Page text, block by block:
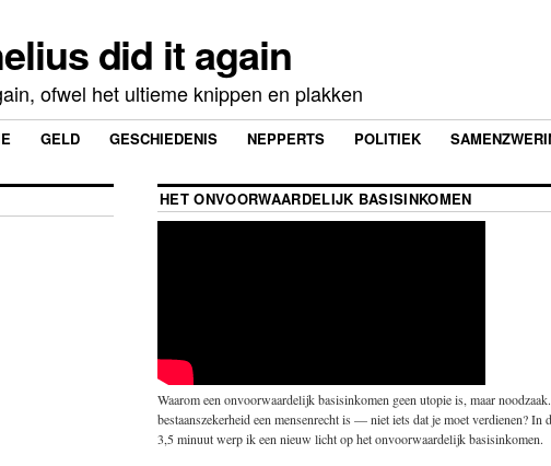
did it again
ofwel het ultieme knippen en plakken
GELD GESCHIEDENIS NEPPERTS POLITIEK
HET ONVOORWAARDELIJK BASISINKOMEN
Waarom een onvoorwaardelijk basisinkomen geen utopie is, maar
bestaanszekerheid een mensenrecht is — niet iets dat je moet verdienen? In
3,5 minuut werp ik een nieuw licht op het onvoorwaardelijk basisinkomen.